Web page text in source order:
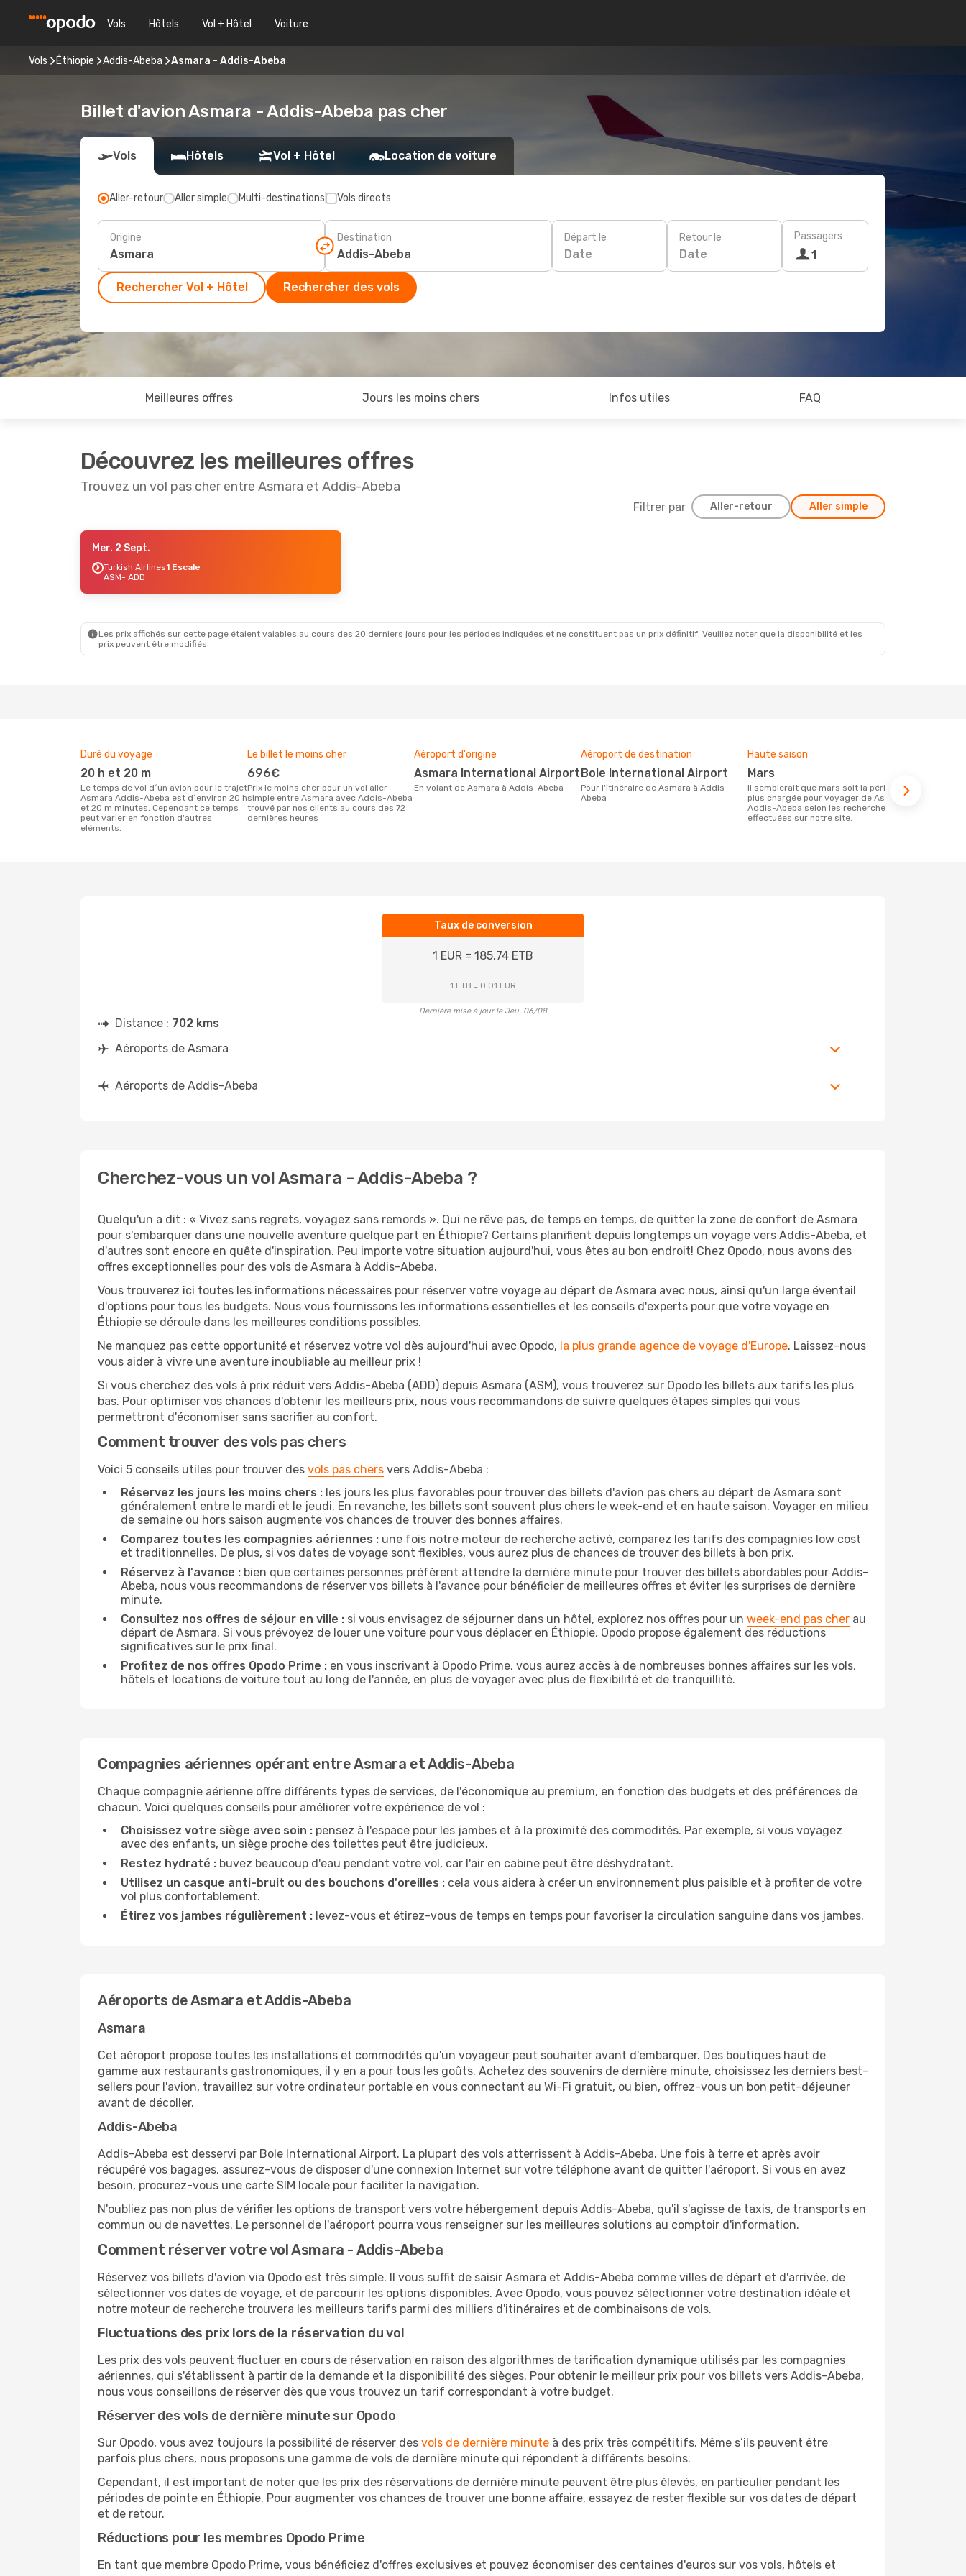
Vols Hôtels Vol + Hôtel Voiture
Vols Éthiopie Addis-Abeba Asmara - Addis-Abeba
Billet d'avion Asmara - Addis-Abeba pas cher
Vols Hôtels Vol + Hôtel Location de voiture
Aller-retour Aller simple Multi-destinations Vols directs
Origine Destination Départ le
Date
Retour le
Date
Passagers
1
Rechercher Vol + Hôtel Rechercher des vols
Meilleures offres Jours les moins chers Infos utiles FAQ
Découvrez les meilleures offres
Trouvez un vol pas cher entre Asmara et Addis-Abeba
Filtrer par Aller-retour Aller simple
- Mer. 9 Sept.
1 Escale
Mer. 2 Sept.
Turkish Airlines1 Escale
ASM- ADD
Les prix affichés sur cette page étaient valables au cours des 20 derniers jours pour les périodes indiquées et ne constituent pas un prix définitif. Veuillez noter que la disponibilité et les
prix peuvent être modifiés.
Duré du voyage
20 h et 20 m
Le temps de vol d´un avion pour le trajet
Asmara Addis-Abeba est d´environ 20 h
et 20 m minutes, Cependant ce temps
peut varier en fonction d'autres
eléments.
Le billet le moins cher
696€
Prix le moins cher pour un vol aller
simple entre Asmara avec Addis-Abeba
trouvé par nos clients au cours des 72
dernières heures
Aéroport d'origine
Asmara International Airport
En volant de Asmara à Addis-Abeba
Aéroport de destination
Bole International Airport
Pour l'itinéraire de Asmara à Addis-
Abeba
Haute saison
mars
Il semblerait que mars soit la période la
plus chargée pour voyager de Asmara à
Addis-Abeba selon les recherches
effectuées sur notre site.
Taux de conversion
1 EUR = 185.74 ETB
1 ETB = 0.01 EUR
Dernière mise à jour le Jeu. 06/08
Distance : 702 kms
Aéroports de Asmara
Aéroports de Addis-Abeba
Cherchez-vous un vol Asmara - Addis-Abeba ?
Quelqu'un a dit : « Vivez sans regrets, voyagez sans remords ». Qui ne rêve pas, de temps en temps, de quitter la zone de confort de Asmara
pour s'embarquer dans une nouvelle aventure quelque part en Éthiopie? Certains planifient depuis longtemps un voyage vers Addis-Abeba, et
d'autres sont encore en quête d'inspiration. Peu importe votre situation aujourd'hui, vous êtes au bon endroit! Chez Opodo, nous avons des
offres exceptionnelles pour des vols de Asmara à Addis-Abeba.
Vous trouverez ici toutes les informations nécessaires pour réserver votre voyage au départ de Asmara avec nous, ainsi qu'un large éventail
d'options pour tous les budgets. Nous vous fournissons les informations essentielles et les conseils d'experts pour que votre voyage en
Éthiopie se déroule dans les meilleures conditions possibles.
Ne manquez pas cette opportunité et réservez votre vol dès aujourd'hui avec Opodo, la plus grande agence de voyage d'Europe. Laissez-nous
vous aider à vivre une aventure inoubliable au meilleur prix !
Si vous cherchez des vols à prix réduit vers Addis-Abeba (ADD) depuis Asmara (ASM), vous trouverez sur Opodo les billets aux tarifs les plus
bas. Pour optimiser vos chances d'obtenir les meilleurs prix, nous vous recommandons de suivre quelques étapes simples qui vous
permettront d'économiser sans sacrifier au confort.
Comment trouver des vols pas chers
Voici 5 conseils utiles pour trouver des vols pas chers vers Addis-Abeba :
Réservez les jours les moins chers : les jours les plus favorables pour trouver des billets d'avion pas chers au départ de Asmara sont
généralement entre le mardi et le jeudi. En revanche, les billets sont souvent plus chers le week-end et en haute saison. Voyager en milieu
de semaine ou hors saison augmente vos chances de trouver des bonnes affaires.
Comparez toutes les compagnies aériennes : une fois notre moteur de recherche activé, comparez les tarifs des compagnies low cost
et traditionnelles. De plus, si vos dates de voyage sont flexibles, vous aurez plus de chances de trouver des billets à bon prix.
Réservez à l'avance : bien que certaines personnes préfèrent attendre la dernière minute pour trouver des billets abordables pour Addis-
Abeba, nous vous recommandons de réserver vos billets à l'avance pour bénéficier de meilleures offres et éviter les surprises de dernière
minute.
Consultez nos offres de séjour en ville : si vous envisagez de séjourner dans un hôtel, explorez nos offres pour un week-end pas cher au
départ de Asmara. Si vous prévoyez de louer une voiture pour vous déplacer en Éthiopie, Opodo propose également des réductions
significatives sur le prix final.
Profitez de nos offres Opodo Prime : en vous inscrivant à Opodo Prime, vous aurez accès à de nombreuses bonnes affaires sur les vols,
hôtels et locations de voiture tout au long de l'année, en plus de voyager avec plus de flexibilité et de tranquillité.
Compagnies aériennes opérant entre Asmara et Addis-Abeba
Chaque compagnie aérienne offre différents types de services, de l'économique au premium, en fonction des budgets et des préférences de
chacun. Voici quelques conseils pour améliorer votre expérience de vol :
Choisissez votre siège avec soin : pensez à l'espace pour les jambes et à la proximité des commodités. Par exemple, si vous voyagez
avec des enfants, un siège proche des toilettes peut être judicieux.
Restez hydraté : buvez beaucoup d'eau pendant votre vol, car l'air en cabine peut être déshydratant.
Utilisez un casque anti-bruit ou des bouchons d'oreilles : cela vous aidera à créer un environnement plus paisible et à profiter de votre
vol plus confortablement.
Étirez vos jambes régulièrement : levez-vous et étirez-vous de temps en temps pour favoriser la circulation sanguine dans vos jambes.
Aéroports de Asmara et Addis-Abeba
Asmara
Cet aéroport propose toutes les installations et commodités qu'un voyageur peut souhaiter avant d'embarquer. Des boutiques haut de
gamme aux restaurants gastronomiques, il y en a pour tous les goûts. Achetez des souvenirs de dernière minute, choisissez les derniers best-
sellers pour l'avion, travaillez sur votre ordinateur portable en vous connectant au Wi-Fi gratuit, ou bien, offrez-vous un bon petit-déjeuner
avant de décoller.
Addis-Abeba
Addis-Abeba est desservi par Bole International Airport. La plupart des vols atterrissent à Addis-Abeba. Une fois à terre et après avoir
récupéré vos bagages, assurez-vous de disposer d'une connexion Internet sur votre téléphone avant de quitter l'aéroport. Si vous en avez
besoin, procurez-vous une carte SIM locale pour faciliter la navigation.
N'oubliez pas non plus de vérifier les options de transport vers votre hébergement depuis Addis-Abeba, qu'il s'agisse de taxis, de transports en
commun ou de navettes. Le personnel de l'aéroport pourra vous renseigner sur les meilleures solutions au comptoir d'information.
Comment réserver votre vol Asmara - Addis-Abeba
Réservez vos billets d'avion via Opodo est très simple. Il vous suffit de saisir Asmara et Addis-Abeba comme villes de départ et d'arrivée, de
sélectionner vos dates de voyage, et de parcourir les options disponibles. Avec Opodo, vous pouvez sélectionner votre destination idéale et
notre moteur de recherche trouvera les meilleurs tarifs parmi des milliers d'itinéraires et de combinaisons de vols.
Fluctuations des prix lors de la réservation du vol
Les prix des vols peuvent fluctuer en cours de réservation en raison des algorithmes de tarification dynamique utilisés par les compagnies
aériennes, qui s'établissent à partir de la demande et la disponibilité des sièges. Pour obtenir le meilleur prix pour vos billets vers Addis-Abeba,
nous vous conseillons de réserver dès que vous trouvez un tarif correspondant à votre budget.
Réserver des vols de dernière minute sur Opodo
Sur Opodo, vous avez toujours la possibilité de réserver des vols de dernière minute à des prix très compétitifs. Même s’ils peuvent être
parfois plus chers, nous proposons une gamme de vols de dernière minute qui répondent à différents besoins.
Cependant, il est important de noter que les prix des réservations de dernière minute peuvent être plus élevés, en particulier pendant les
périodes de pointe en Éthiopie. Pour augmenter vos chances de trouver une bonne affaire, essayez de rester flexible sur vos dates de départ
et de retour.
Réductions pour les membres Opodo Prime
En tant que membre Opodo Prime, vous bénéficiez d'offres exclusives et pouvez économiser des centaines d'euros sur vos vols, hôtels et